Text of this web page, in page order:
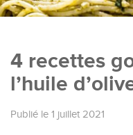
4 recettes
l’huile
Publié le 1 juillet 2021